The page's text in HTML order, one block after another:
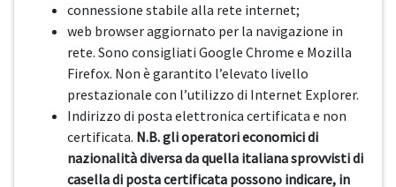
connessione stabile alla rete internet;
web browser aggiornato per la navigazione in
rete. Sono consigliati Google Chrome e Mozilla
Firefox. Non è garantito l’elevato livello
prestazionale con l’utilizzo di Internet Explorer.
Indirizzo di posta elettronica certificata e non
certificata. N.B. gli operatori economici di
nazionalità diversa da quella italiana sprovvisti di
casella di posta certificata possono indicare, in